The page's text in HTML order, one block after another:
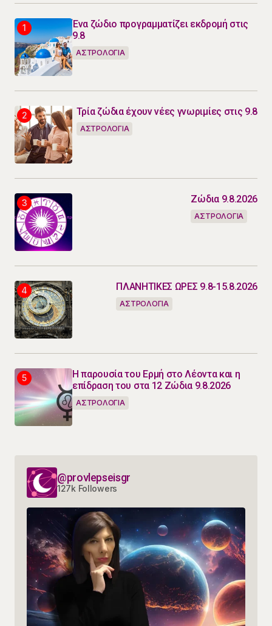
Ένα ζώδιο προγραμματίζει εκδρομή στις
9.8
ΑΣΤΡΟΛΟΓΙΑ
Τρία ζώδια έχουν νέες γνωριμίες στις 9.8
ΑΣΤΡΟΛΟΓΙΑ
Ζώδια 9.8.2026
ΑΣΤΡΟΛΟΓΙΑ
ΠΛΑΝΗΤΙΚΕΣ ΩΡΕΣ 9.8-15.8.2026
ΑΣΤΡΟΛΟΓΙΑ
Η παρουσία του Ερμή στο Λέοντα και η
επίδραση του στα 12 Ζώδια 9.8.2026
ΑΣΤΡΟΛΟΓΙΑ
@provlepseisgr
127k Followers